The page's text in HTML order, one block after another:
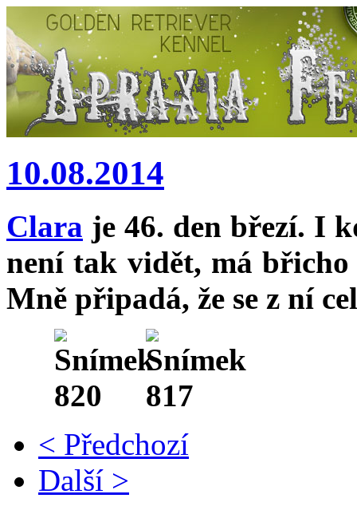
10.08.2014
Clara je 46. den březí. I
není tak vidět, má břicho
Mně připadá, že se z ní
< Předchozí
Další >